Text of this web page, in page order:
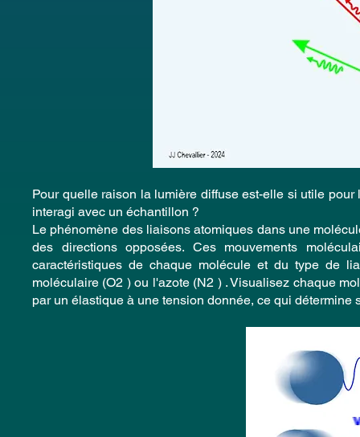
Pour quelle raison la lumière diffuse est-elle si utile
interagi avec un échantillon ?
Le phénomène des liaisons atomiques dans une
des directions opposées. Ces mouvements
caractéristiques de chaque molécule et du type de
moléculaire (O2 ) ou l'azote (N2 ) . Visualisez chaque
par un élastique à une tension donnée, ce qui détermine